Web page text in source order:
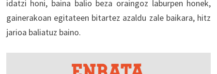
idatzi honi, baina balio beza oraingoz laburpen honek,
gainerakoan egitateen bitartez azaldu zale baikara, hitz
jarioa baliatuz baino.